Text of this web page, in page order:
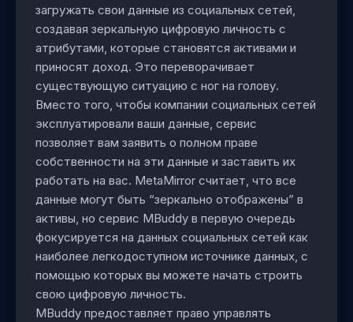
загружать свои данные из социальных сетей,
создавая зеркальную цифровую личность с
атрибутами, которые становятся активами и
приносят доход. Это переворачивает
существующую ситуацию с ног на голову.
Вместо того, чтобы компании социальных сетей
эксплуатировали ваши данные, сервис
позволяет вам заявить о полном праве
собственности на эти данные и заставить их
работать на вас. MetaMirror считает, что все
данные могут быть “зеркально отображены” в
активы, но сервис MBuddy в первую очередь
фокусируется на данных социальных сетей как
наиболее легкодоступном источнике данных, с
помощью которых вы можете начать строить
свою цифровую личность.
MBuddy предоставляет право управлять